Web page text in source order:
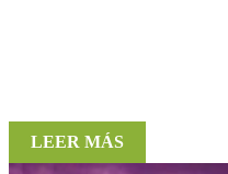
LEER MÁS